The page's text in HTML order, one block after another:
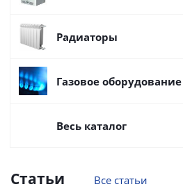
Радиаторы
Газовое оборудование
Весь каталог
Статьи Все статьи